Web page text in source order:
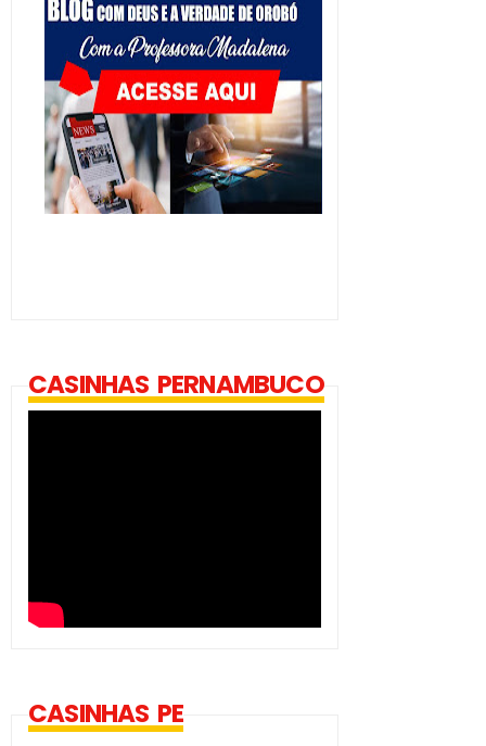
CASINHAS PERNAMBUCO
CASINHAS PE